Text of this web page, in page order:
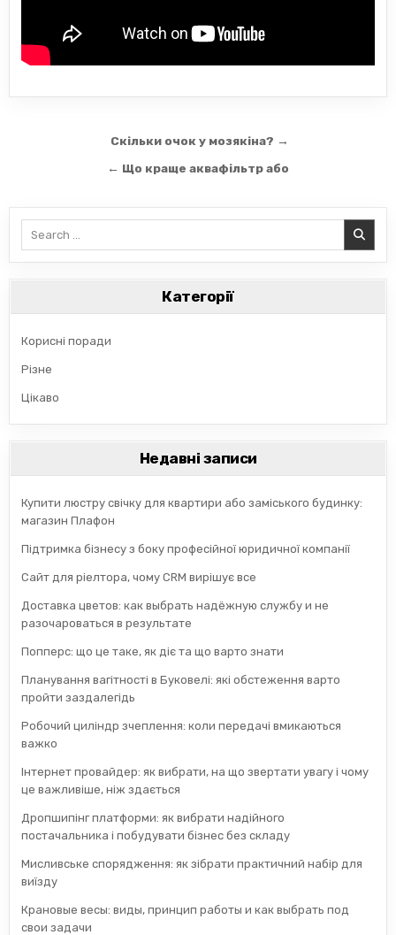
НавігаціяСкільки очок у мозякіна? →
← Що краще аквафільтр або
Категорії
Корисні поради
Різне
Цікаво
Недавні записи
Купити люстру свічку для квартири або заміського будинку:
магазин Плафон
Підтримка бізнесу з боку професійної юридичної компанії
Сайт для ріелтора, чому CRM вирішує все
Доставка цветов: как выбрать надёжную службу и не
разочароваться в результате
Попперс: що це таке, як діє та що варто знати
Планування вагітності в Буковелі: які обстеження варто
пройти заздалегідь
Робочий циліндр зчеплення: коли передачі вмикаються
важко
Інтернет провайдер: як вибрати, на що звертати увагу і чому
це важливіше, ніж здається
Дропшипінг платформи: як вибрати надійного
постачальника і побудувати бізнес без складу
Мисливське спорядження: як зібрати практичний набір для
виїзду
Крановые весы: виды, принцип работы и как выбрать под
свои задачи